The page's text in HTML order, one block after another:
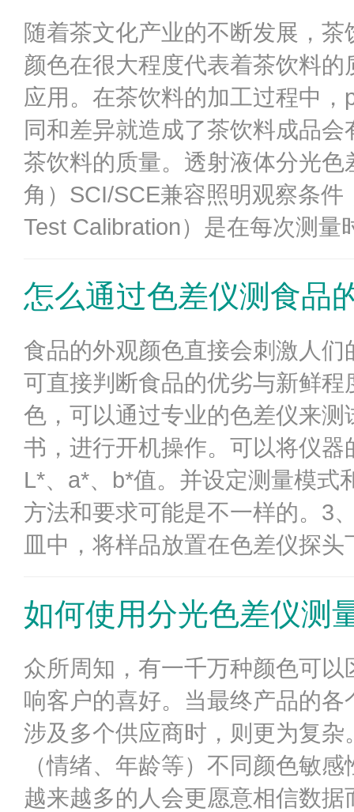
随着茶文化产业的不断发展，
颜色在很大程度代表着茶饮料
应用。在茶饮料的加工过程中
同和差异就造成了茶饮料成品
茶饮料的质量。透射液体分光
角）SCI/SCE兼容照明观察条
Test Calibration）是在每次测量
怎么通过色差仪测食品
食品的外观颜色直接会刺激人
可直接判断食品的优劣与新鲜
色，可以通过专业的色差仪来
书，进行开机操作。可以将仪
L*、a*、b*值。并设定测量模式
方法和要求可能是不一样的。3
皿中，将样品放置在色差仪探头
如何使用分光色差仪测
众所周知，有一千万种颜色可
响客户的喜好。当最终产品的
涉及多个供应商时，则更为复
（情绪、年龄等）不同颜色敏
越来越多的人会更愿意相信数